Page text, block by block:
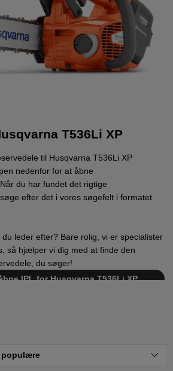
T536Li XP
til Husqvarna T536Li XP
nedenfor for at åbne
du har fundet det rigtige
efter det i vores søgefelt i formatet
leder efter? Bare rolig, vi er specialister
så hjælper vi dig med at finde den
du søger!
IPL for Husqvarna T536Li XP
populære